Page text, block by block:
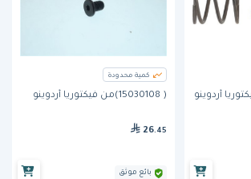
كمية محدودة
( 15030108)من فيكتوريا أردوينو
26.45
بائع موثق